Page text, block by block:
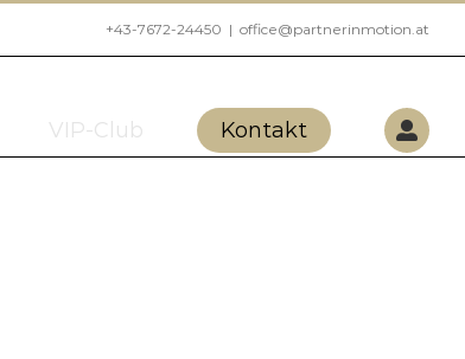
+43-7672-24450 | office@partnerinmotion.at
VIP-Club Kontakt